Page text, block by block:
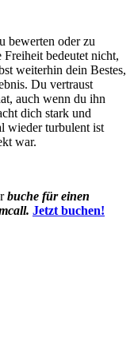
bewerten oder zu
bedeutet nicht,
weiterhin dein Bestes,
Du vertraust
auch wenn du ihn
dich stark und
wieder turbulent ist
war.
buche für einen
Jetzt buchen!